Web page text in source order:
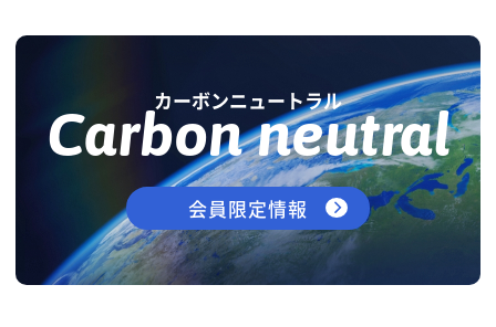
カーボンニュートラル
Carbon neutral
会員限定情報